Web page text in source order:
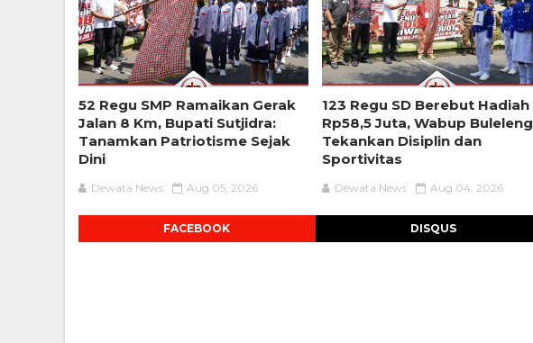
52 Regu SMP Ramaikan Gerak
Jalan 8 Km, Bupati Sutjidra:
Tanamkan Patriotisme Sejak
Dini
Dewata News Aug 05, 2026
123 Regu SD Berebut Hadiah
Rp58,5 Juta, Wabup Buleleng
Tekankan Disiplin dan
Sportivitas
Dewata News Aug 04, 2026
FACEBOOK DISQUS